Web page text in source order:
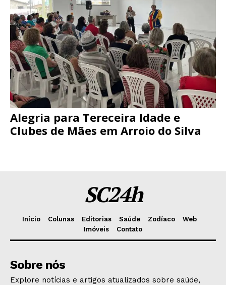
Alegria para Tereceira Idade e
Clubes de Mães em Arroio do Silva
SC24h
Início Colunas Editorias Saúde Zodíaco
Web
Imóveis
Contato
Sobre nós
Explore notícias e artigos atualizados sobre saúde,